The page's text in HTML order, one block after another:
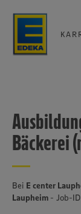
Bäckerei
Bei E center
Laupheim - Job-